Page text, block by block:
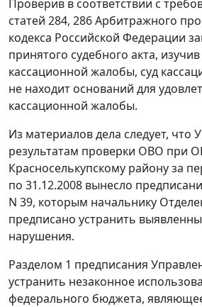
Проверив в соответствии с
статей 284, 286Арбитражного
кодекса Российской Федерации
принятого судебного акта,
кассационной жалобы, суд
не находит оснований для
кассационной жалобы.
Из материалов дела следует, что
результатам проверки ОВО при
Красноселькупскому району за
по 31.12.2008 вынесло
N 39, которым начальнику
предписано устранить
нарушения.
Разделом 1 предписания
устранить незаконное
федерального бюджета,